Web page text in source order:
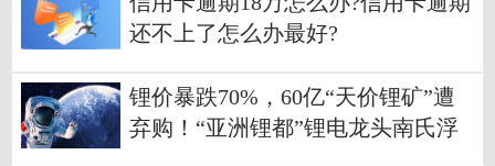
还不上了怎么办最好?
锂价暴跌70%，60亿“天价锂矿”遭
弃购！“亚洲锂都”锂电龙头南氏浮